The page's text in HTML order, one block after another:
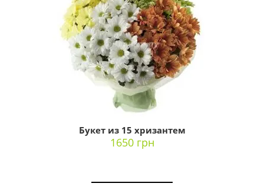
Букет из 15 хризантем
1650 грн